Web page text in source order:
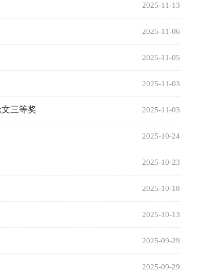
2025-11-13
2025-11-06
2025-11-05
2025-11-03
三等奖 2025-11-03
2025-10-24
2025-10-23
2025-10-18
2025-10-13
2025-09-29
2025-09-29